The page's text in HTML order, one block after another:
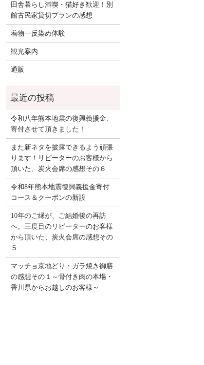
田舎暮らし満喫・猫好き歓迎！別
館古民家貸切プランの感想
着物一反染め体験
観光案内
通販
令和八年熊本地震の復興義援金、
寄付させて頂きました！
また新ネタを披露できるよう頑張
ります！リピーターのお客様から
頂いた、炭火会席の感想その６
令和8年熊本地震復興義援金寄付
コース＆クーポンの新設
10年のご縁が、ご結婚後の再訪
へ。三度目のリピーターのお客様
から頂いた、炭火会席の感想その
５
マッチョ京地どり・ガラ焼き御膳
の感想その１～骨付き肉の本場・
香川県からお越しのお客様～